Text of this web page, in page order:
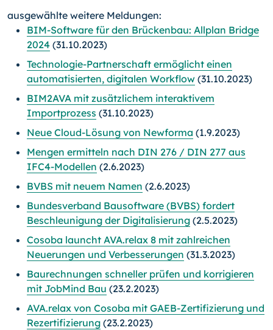
ausgewählte weitere Meldungen:
BIM-Software für den Brückenbau: Allplan Bridge
2024 (31.10.2023)
Technologie-Partnerschaft ermöglicht einen
automatisierten, digitalen Workflow (31.10.2023)
BIM2AVA mit zusätzlichem interaktivem
Importprozess (31.10.2023)
Neue Cloud-Lösung von Newforma (1.9.2023)
Mengen ermitteln nach DIN 276 / DIN 277 aus
IFC4-Modellen (2.6.2023)
BVBS mit neuem Namen (2.6.2023)
Bundesverband Bausoftware (BVBS) fordert
Beschleunigung der Digitalisierung (2.5.2023)
Cosoba launcht AVA.relax 8 mit zahlreichen
Neuerungen und Verbesserungen (31.3.2023)
Baurechnungen schneller prüfen und korrigieren
mit JobMind Bau (23.2.2023)
AVA.relax von Cosoba mit GAEB-Zertifizierung und
Rezertifizierung (23.2.2023)